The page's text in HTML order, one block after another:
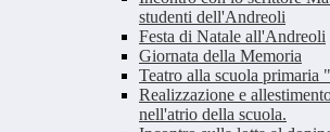
studenti dell'Andreoli
Festa di Natale all'Andreoli
Giornata della Memoria
Teatro alla scuola primaria
Realizzazione e
nell'atrio della scuola.